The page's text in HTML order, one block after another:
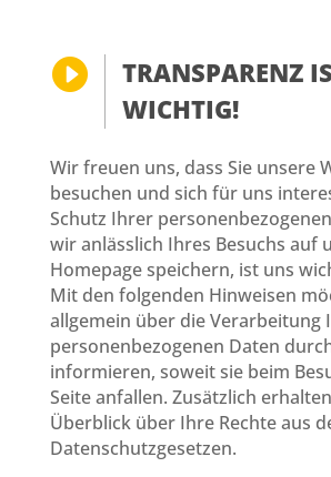

TRANSPARENZ
WICHTIG!
Wir freuen uns, dass Sie unsere
besuchen und sich für uns
Schutz Ihrer
wir anlässlich Ihres Besuchs auf
Homepage speichern, ist uns
Mit den folgenden Hinweisen
allgemein über die Verarbeitung
personenbezogenen Daten
informieren, soweit sie beim
Seite anfallen. Zusätzlich
Überblick über Ihre Rechte aus
Datenschutzgesetzen.